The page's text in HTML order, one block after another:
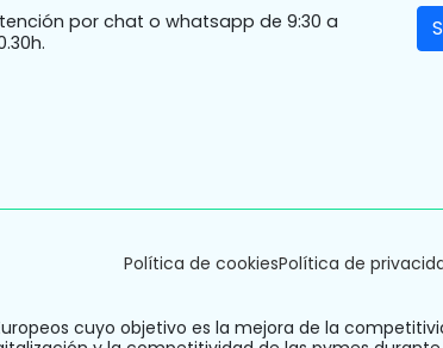
por chat o whatsapp de 9:30 a
Política de cookiesPolítica de
cuyo objetivo es la mejora de la